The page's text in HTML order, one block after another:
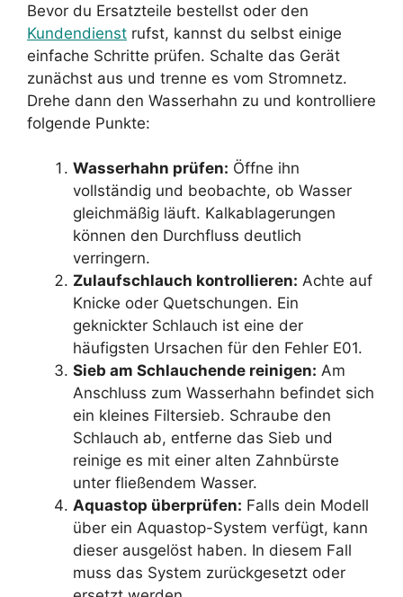
Bevor du Ersatzteile bestellst oder den
Kundendienst rufst, kannst du selbst einige
einfache Schritte prüfen. Schalte das Gerät
zunächst aus und trenne es vom Stromnetz.
Drehe dann den Wasserhahn zu und kontrolliere
folgende Punkte:
Wasserhahn prüfen: Öffne ihn
vollständig und beobachte, ob Wasser
gleichmäßig läuft. Kalkablagerungen
können den Durchfluss deutlich
verringern.
Zulaufschlauch kontrollieren: Achte auf
Knicke oder Quetschungen. Ein
geknickter Schlauch ist eine der
häufigsten Ursachen für den Fehler E01.
Sieb am Schlauchende reinigen: Am
Anschluss zum Wasserhahn befindet sich
ein kleines Filtersieb. Schraube den
Schlauch ab, entferne das Sieb und
reinige es mit einer alten Zahnbürste
unter fließendem Wasser.
Aquastop überprüfen: Falls dein Modell
über ein Aquastop-System verfügt, kann
dieser ausgelöst haben. In diesem Fall
muss das System zurückgesetzt oder